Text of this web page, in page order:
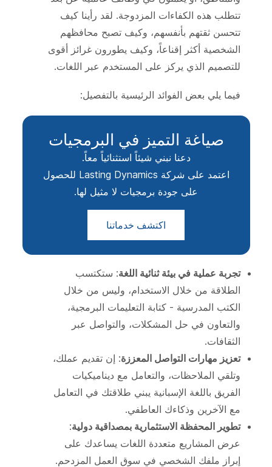
تتطلب هذه الكفاءات المزدوجة. لقد رأينا كيف
تتحسن ثقتهم بأنفسهم، وكيف تصبح محافظهم
الشخصية أكثر إقناعاً، وكيف يطورون غرائز أقوى
للتصميم الذي يركز على المستخدم عبر اللغات.
فيما يلي بعض الفوائد الرئيسية بالتفصيل:
صياغة التميز في البرمجيات
دعنا نبني شيئاً استثنائياً معاً.
اعتمد على شركة Lasting Dynamics للحصول
على جودة برمجيات لا مثيل لها.
اكتشف خدماتنا
تجربة عملية في بيئة ثنائية اللغة: ستكتسب
الطلاقة من خلال الاستخدام، وليس من خلال
الكتب المدرسية - كتابة التعليمات البرمجية،
والتعاون في حل المشكلات، والتواصل عبر
الثقافات.
تعزيز مهارات التواصل المعززة: إن تقديم عملك،
وتلقي الملاحظات، والتعامل مع ديناميكيات
الفريق باللغة الإسبانية يبني طلاقتك في التعامل
مع الآخرين وذكاءك العاطفي.
تطوير المحفظة الاستثمارية بمصداقية دولية:
عرض المشاريع متعددة اللغات يساعدك على
إبراز ملفك الشخصي في سوق العمل المزدحم.